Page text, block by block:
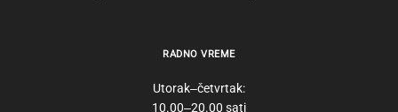
RADNO VREME
Utorak‒četvrtak:
10.00‒20.00 sati